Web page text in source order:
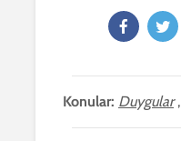
Konular: Duygular,